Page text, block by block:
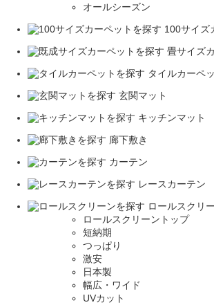
オールシーズン
100サイズ
畳サイズ
タイルカーペ
玄関マット
キッチンマット
廊下敷き
カーテン
レースカーテン
ロールスクリ
ロールスクリーントップ
短納期
つっぱり
激安
日本製
幅広・ワイド
UVカット